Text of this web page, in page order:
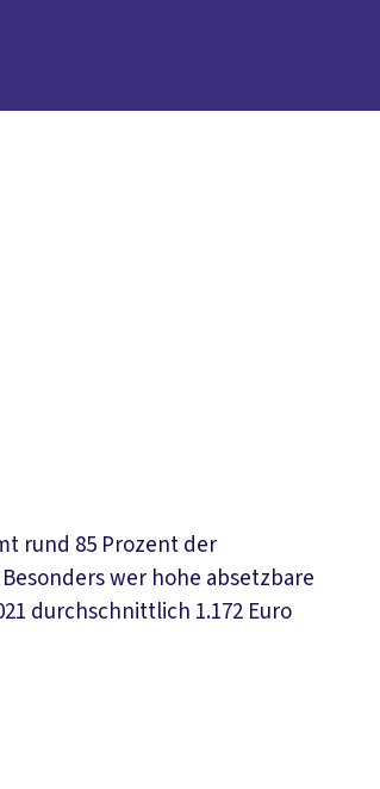
rund 85 Prozent der
wer hohe absetzbare
durchschnittlich 1.172 Euro